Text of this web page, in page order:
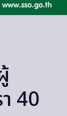
40